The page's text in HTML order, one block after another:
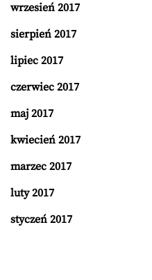
wrzesień 2017
sierpień 2017
lipiec 2017
czerwiec 2017
maj 2017
kwiecień 2017
marzec 2017
luty 2017
styczeń 2017